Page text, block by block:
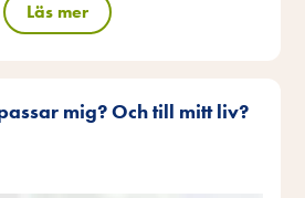
Läs mer
mig? Och till mitt liv?